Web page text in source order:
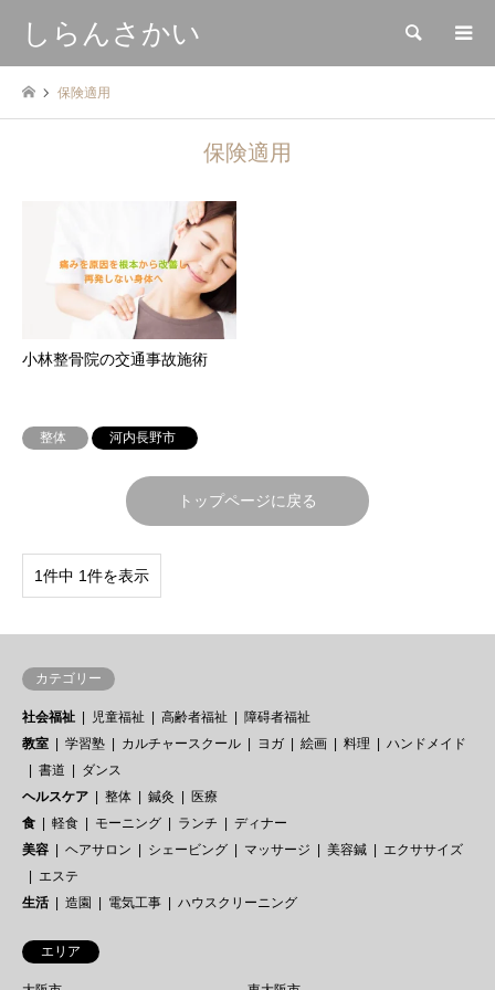
しらんさかい 検索
保険適用
保険適用
小林整骨院の交通事故施術
整体 河内長野市
トップページに戻る
1件中 1件を表示
カテゴリー
社会福祉 児童福祉 高齢者福祉
障碍者福祉
教室
学習塾 カルチャースクール ヨガ 絵画 料理
ハンドメイド
書道
ダンス
ヘルスケア
整体 鍼灸
医療
食
軽食 モーニング ランチ
ディナー
美容
ヘアサロン シェービング マッサージ 美容鍼
エクササイズ
エステ
生活
造園 電気工事 ハウスクリーニング
エリア